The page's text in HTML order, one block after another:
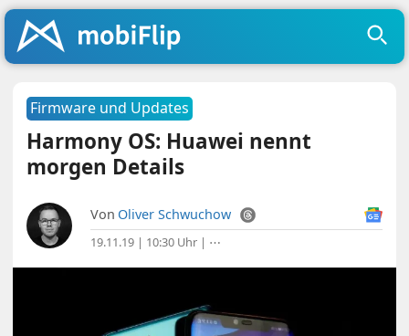
Firmware und Updates
Harmony OS: Huawei nennt
morgen Details
Von Oliver Schwuchow
19.11.19 | 10:30 Uhr | ⋯